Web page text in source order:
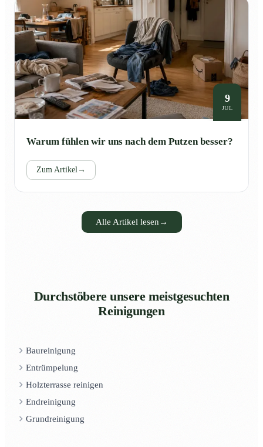
9
JUL
Warum fühlen wir uns nach dem Putzen besser?
Zum Artikel →
Alle Artikel lesen →
Durchstöbere unsere meistgesuchten
Reinigungen
Baureinigung
Entrümpelung
Holzterrasse reinigen
Endreinigung
Grundreinigung